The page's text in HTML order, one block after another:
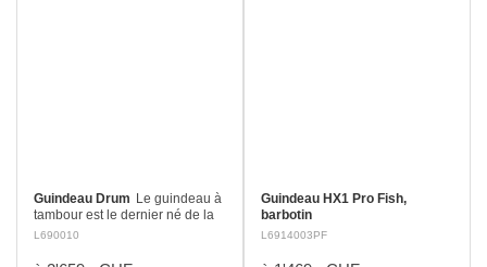
Guindeau Drum Le guindeau à
tambour est le dernier né de la
gamme de guindeaux Lewmar.
L690010
Guindeau HX1 Pro Fish,
barbotin
L6914003PF